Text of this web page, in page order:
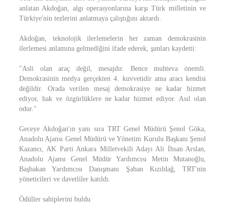
anlatan Akdoğan, algı operasyonlarına karşı Türk milletinin ve
Türkiye'nin tezlerini anlatmaya çalıştığını aktardı.
Akdoğan, teknolojik ilerlemelerin her zaman demokrasinin
ilerlemesi anlamına gelmediğini ifade ederek, şunları kaydetti:
"Asli olan araç değil, mesajdır. Bence muhteva önemli.
Demokrasinin medya gerçekten 4. kuvvetidir ama aracı kendisi
değildir. Orada verilen mesaj demokrasiye ne kadar hizmet
ediyor, hak ve özgürlüklere ne kadar hizmet ediyor. Asıl olan
odur."
Geceye Akdoğan'ın yanı sıra TRT Genel Müdürü Şenol Göka,
Anadolu Ajansı Genel Müdürü ve Yönetim Kurulu Başkanı Şenol
Kazancı, AK Parti Ankara Milletvekili Adayı Ali İhsan Arslan,
Anadolu Ajansı Genel Müdür Yardımcısı Metin Mutanoğlu,
Başbakan Yardımcısı Danışmanı Şaban Kızıldağ, TRT'nin
yöneticileri ve davetliler katıldı.
Ödüller sahiplerini buldu